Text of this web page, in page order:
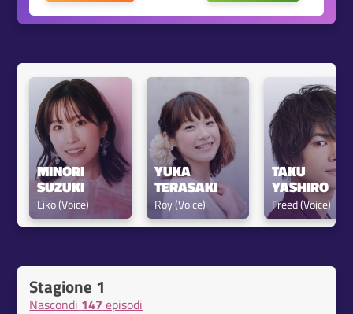
MINORI
SUZUKI
Liko (Voice)
YUKA
TERASAKI
Roy (Voice)
TAKU
YASHIRO
Freed (Voice)
Stagione 1
Nascondi 147 episodi